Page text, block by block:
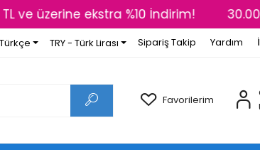
ve üzerine ekstra %10 İndirim!
Türkçe TRY - Türk Lirası Sipariş Takip Yardım
Favorilerim